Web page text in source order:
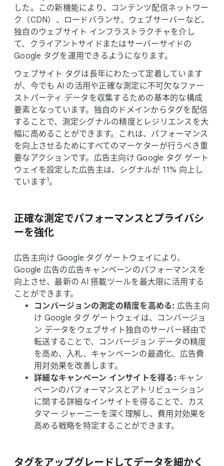
した。​この​新機能に​より、​コンテンツ配信ネットワー
ク​（CDN）、​ロードバランサ、​ウェブサーバーなど、​
独自の​ウェブサイト インフラストラクチャを​介し
て、​クライアントサイドまたは​サーバーサイドの
Google タグを​運用できるようになります。
ウェブサイト タグは​長年に​わたって​定着しています
が、​今でも AI の​活用や​正確な​測定に​不可欠な​ファー
ストパーティ データを​収集する​ための​基本的な​構成
要素と​なっています。​独自の​ドメインから​タグを​配信
する​ことで、​測定シグナルの​精度と​レジリエンスを​大
幅に​高める​ことができます。​これは、​パフォーマンス
を​向上させる​ために​すべての​マーケターが​行うべき重
要な​アクションです。​広告主向け Google タグ ゲート
ウェイを​設定した​広告主は、​シグナルが 11% 向上し
ています1。
正確な​測定で​パフォーマンスと​プライバシ
ーを​強化
広告主向け Google タグ ゲートウェイに​より、​
Google 広告の​広告キャンペーンの​パフォーマンスを​
向上させ、​最新の AI 搭載ツールを​最大限に​活用する​
ことができます。
コンバージョンの​測定の​精度を​高める​: 広告主向
け Google タグ ゲートウェイは、​コンバージョ
ン データを​ウェブサイト独自の​サーバー経由で​
転送する​ことで、​コンバージョン データの​精度
を​高め、​入札、​キャンペーンの​最適化、​広告費
用対効果を​改善します。
詳細な​キャンペーン インサイトを​得る​: キャン
ペーンの​パフォーマンスと​アトリビューション
に​関する​詳細な​インサイトを​得る​ことで、​カス
タマー ジャーニーを​深く​理解し、​費用対効果を​
高める​戦略を​特定する​ことができます。
タグを​アップグレードして​データを​細かく​